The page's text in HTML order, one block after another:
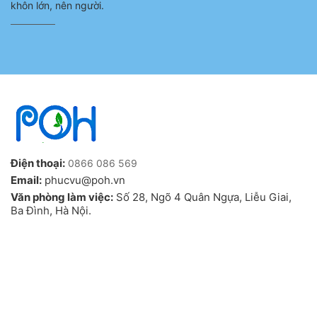
khôn lớn, nên người.
Điện thoại: 0866 086 569
Email: phucvu@poh.vn
Văn phòng làm việc: Số 28, Ngõ 4 Quân Ngựa, Liễu Giai,
Ba Đình, Hà Nội.